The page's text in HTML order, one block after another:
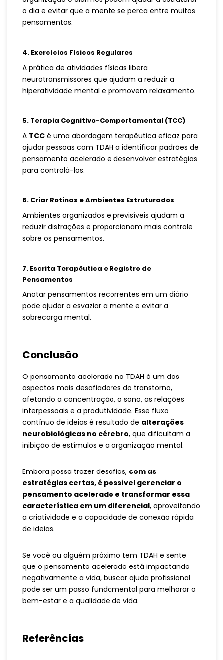
o dia e evitar que a mente se perca entre muitos
pensamentos.
4. Exercícios Físicos Regulares
A prática de atividades físicas libera
neurotransmissores que ajudam a reduzir a
hiperatividade mental e promovem relaxamento.
5. Terapia Cognitivo-Comportamental (TCC)
A TCC é uma abordagem terapêutica eficaz para
ajudar pessoas com TDAH a identificar padrões de
pensamento acelerado e desenvolver estratégias
para controlá-los.
6. Criar Rotinas e Ambientes Estruturados
Ambientes organizados e previsíveis ajudam a
reduzir distrações e proporcionam mais controle
sobre os pensamentos.
7. Escrita Terapêutica e Registro de
Pensamentos
Anotar pensamentos recorrentes em um diário
pode ajudar a esvaziar a mente e evitar a
sobrecarga mental.
Conclusão
O pensamento acelerado no TDAH é um dos
aspectos mais desafiadores do transtorno,
afetando a concentração, o sono, as relações
interpessoais e a produtividade. Esse fluxo
contínuo de ideias é resultado de alterações
neurobiológicas no cérebro, que dificultam a
inibição de estímulos e a organização mental.
Embora possa trazer desafios, com as
estratégias certas, é possível gerenciar o
pensamento acelerado e transformar essa
característica em um diferencial, aproveitando
a criatividade e a capacidade de conexão rápida
de ideias.
Se você ou alguém próximo tem TDAH e sente
que o pensamento acelerado está impactando
negativamente a vida, buscar ajuda profissional
pode ser um passo fundamental para melhorar o
bem-estar e a qualidade de vida.
Referências